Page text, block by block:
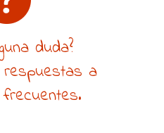
duda?
respuestas a